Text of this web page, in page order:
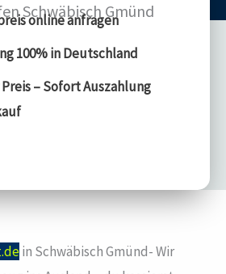
Schwäbisch Gmünd
online anfragen
100% in Deutschland
– Sofort Auszahlung
in Schwäbisch Gmünd- Wir